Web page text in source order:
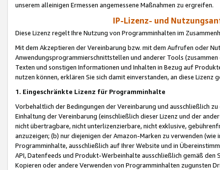
unserem alleinigen Ermessen angemessene Maßnahmen zu ergreifen.
IP-Lizenz- und
Diese Lizenz regelt Ihre Nutzung von Programminhalten im
Mit dem Akzeptieren der Vereinbarung bzw. mit dem Aufrufen oder
Anwendungsprogrammierschnittstellen und anderer Tools (zusammen
Texten und sonstigen Informationen und Inhalten in Bezug auf
nutzen können, erklären Sie sich damit einverstanden, an diese Lizenz
1. Eingeschränkte Lizenz für Programminhalte
Vorbehaltlich der Bedingungen der Vereinbarung und ausschließlich
Einhaltung der Vereinbarung (einschließlich dieser Lizenz und der
nicht übertragbare, nicht unterlizenzierbare, nicht exklusive,
anzuzeigen; (b) nur diejenigen der Amazon-Marken zu verwenden
Programminhalte, ausschließlich auf Ihrer Website und in
API, Datenfeeds und Produkt-Werbeinhalte ausschließlich gemäß
Kopieren oder andere Verwenden von Programminhalten zugunsten